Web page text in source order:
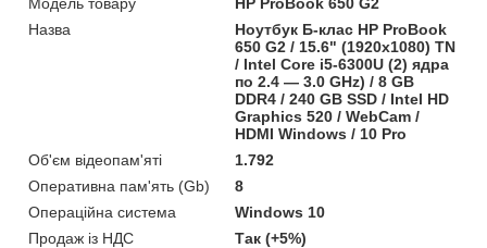
Назва
Ноутбук Б-клас HP ProBook
650 G2 / 15.6" (1920x1080) TN
/ Intel Core i5-6300U (2) ядра
по 2.4 — 3.0 GHz) / 8 GB
DDR4 / 240 GB SSD / Intel HD
Graphics 520 / WebCam /
HDMI Windows / 10 Pro
Об'єм відеопам'яті
1.792
Оперативна пам'ять (Gb)
8
Операційна система
Windows 10
Продаж із НДС
Так (+5%)